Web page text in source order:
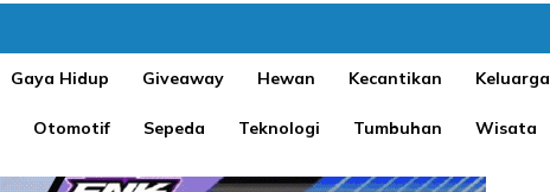
Gaya Hidup Giveaway Hewan Kecantikan Keluarga
Otomotif Sepeda Teknologi Tumbuhan Wisata